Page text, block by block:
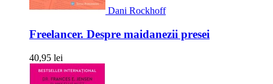
Dani Rockhoff
Freelancer. Despre maidanezii presei
40,95 lei